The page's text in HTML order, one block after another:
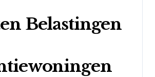
Belastingen